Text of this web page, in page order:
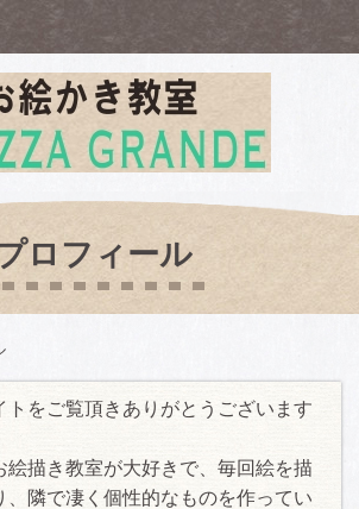
ロフィール
トをご覧頂きありがとうございます
絵描き教室が大好きで、毎回絵を描
、隣で凄く個性的なものを作ってい